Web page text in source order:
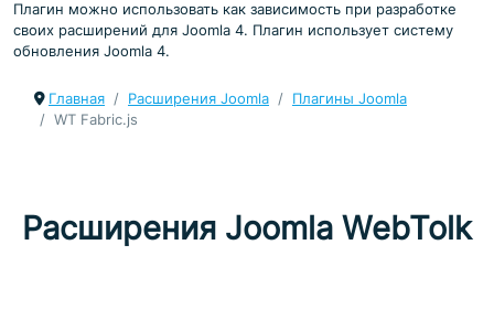
Плагин можно использовать как зависимость при разработке
своих расширений для Joomla 4. Плагин использует систему
обновления Joomla 4.
Главная Расширения Joomla
Плагины Joomla
WT Fabric.js
Расширения Joomla WebTolk